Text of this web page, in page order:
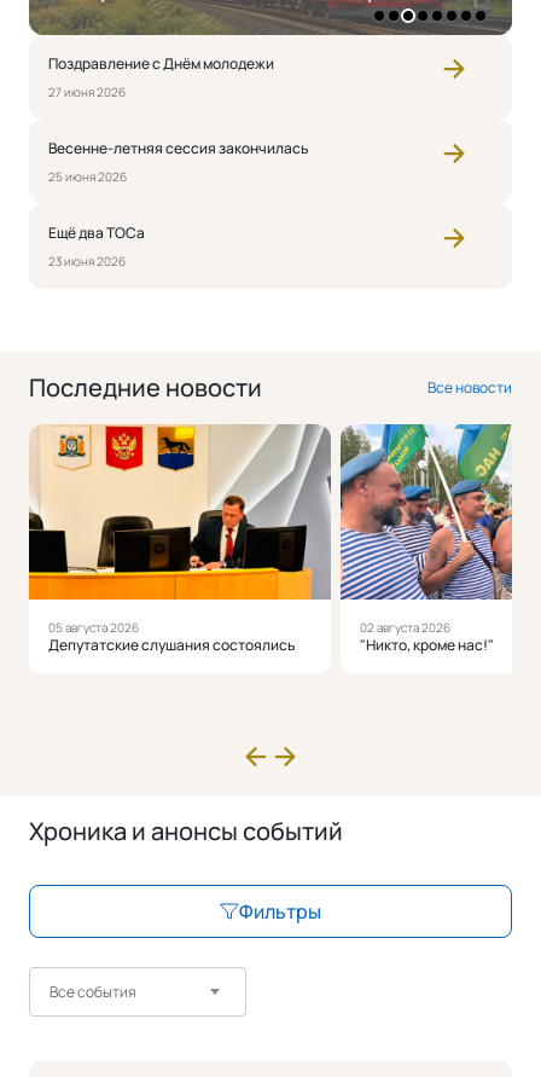
1 2 3 4 5 6 7 8
Поздравление с Днём молодежи
27 июня 2026
Весенне-летняя сессия закончилась
25 июня 2026
Ещё два ТОСа
23 июня 2026
Последние новости Все новости
05 августа 2026
Депутатские слушания состоялись
02 августа 2026
"Никто, кроме нас!"
Хроника и анонсы событий
Фильтры
Все события